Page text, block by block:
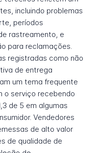
incluindo problemas
períodos
rastreamento, e
para reclamações.
registradas como não
de entrega
um tema frequente
o serviço recebendo
de 5 em algumas
Vendedores
de alto valor
de qualidade de